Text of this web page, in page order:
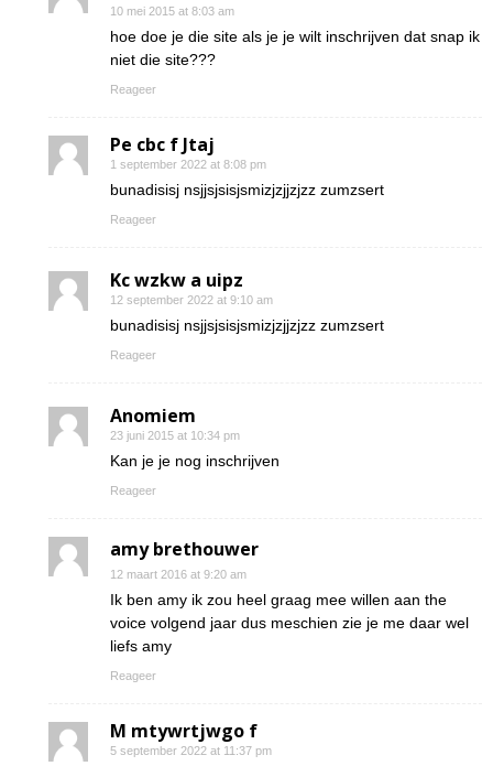
10 mei 2015 at 8:03 am
hoe doe je die site als je je wilt inschrijven dat snap ik
niet die site???
Reageer
Pe cbc f Jtaj
1 september 2022 at 8:08 pm
bunadisisj nsjjsjsisjsmizjzjjzjzz zumzsert
Reageer
Kc wzkw a uipz
12 september 2022 at 9:10 am
bunadisisj nsjjsjsisjsmizjzjjzjzz zumzsert
Reageer
Anomiem
23 juni 2015 at 10:34 pm
Kan je je nog inschrijven
Reageer
amy brethouwer
12 maart 2016 at 9:20 am
Ik ben amy ik zou heel graag mee willen aan the
voice volgend jaar dus meschien zie je me daar wel
liefs amy
Reageer
M mtywrtjwgo f
5 september 2022 at 11:37 pm